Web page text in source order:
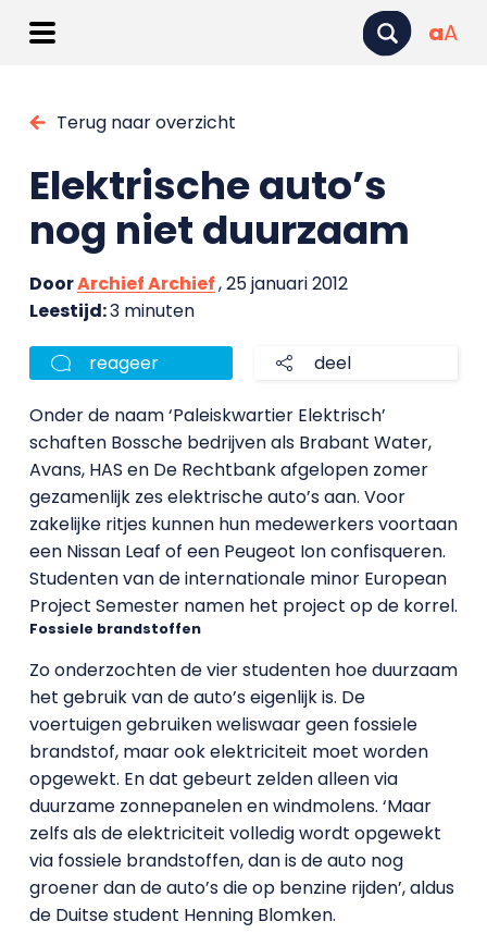
aA
Terug naar overzicht
Elektrische auto’s
nog niet duurzaam
DoorArchief Archief, 25 januari 2012
Leestijd:3 minuten
reageer deel
Onder de naam ‘Paleiskwartier Elektrisch’
schaften Bossche bedrijven als Brabant Water,
Avans, HAS en De Rechtbank afgelopen zomer
gezamenlijk zes elektrische auto’s aan. Voor
zakelijke ritjes kunnen hun medewerkers voortaan
een Nissan Leaf of een Peugeot Ion confisqueren.
Studenten van de internationale minor European
Project Semester namen het project op de korrel.
Fossiele brandstoffen
Zo onderzochten de vier studenten hoe duurzaam
het gebruik van de auto’s eigenlijk is. De
voertuigen gebruiken weliswaar geen fossiele
brandstof, maar ook elektriciteit moet worden
opgewekt. En dat gebeurt zelden alleen via
duurzame zonnepanelen en windmolens. ‘Maar
zelfs als de elektriciteit volledig wordt opgewekt
via fossiele brandstoffen, dan is de auto nog
groener dan de auto’s die op benzine rijden’, aldus
de Duitse student Henning Blomken.